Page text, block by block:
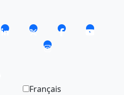
Français